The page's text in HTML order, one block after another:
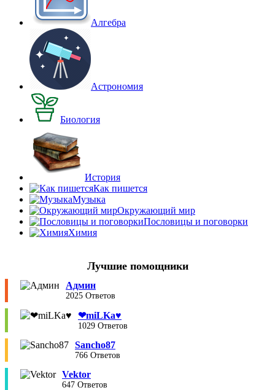
Алгебра
Астрономия
Биология
История
Как пишется
Музыка
Окружающий мир
Пословицы и поговорки
Химия
Лучшие помощники
Админ
2025 Ответов
❤︎miLKa♥︎
1029 Ответов
Sancho87
766 Ответов
Vektor
647 Ответов